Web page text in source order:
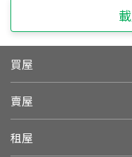
買屋
賣屋
租屋